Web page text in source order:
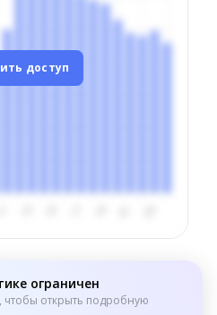
доступ
ограничен
чтобы открыть подробную